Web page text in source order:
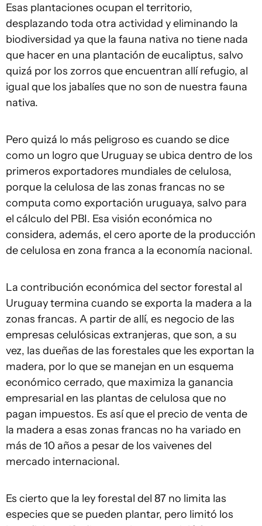
Esas plantaciones ocupan el territorio,
desplazando toda otra actividad y eliminando la
biodiversidad ya que la fauna nativa no tiene nada
que hacer en una plantación de eucaliptus, salvo
quizá por los zorros que encuentran allí refugio, al
igual que los jabalíes que no son de nuestra fauna
nativa.
Pero quizá lo más peligroso es cuando se dice
como un logro que Uruguay se ubica dentro de los
primeros exportadores mundiales de celulosa,
porque la celulosa de las zonas francas no se
computa como exportación uruguaya, salvo para
el cálculo del PBI. Esa visión económica no
considera, además, el cero aporte de la producción
de celulosa en zona franca a la economía nacional.
La contribución económica del sector forestal al
Uruguay termina cuando se exporta la madera a la
zonas francas. A partir de allí, es negocio de las
empresas celulósicas extranjeras, que son, a su
vez, las dueñas de las forestales que les exportan la
madera, por lo que se manejan en un esquema
económico cerrado, que maximiza la ganancia
empresarial en las plantas de celulosa que no
pagan impuestos. Es así que el precio de venta de
la madera a esas zonas francas no ha variado en
más de 10 años a pesar de los vaivenes del
mercado internacional.
Es cierto que la ley forestal del 87 no limita las
especies que se pueden plantar, pero limitó los